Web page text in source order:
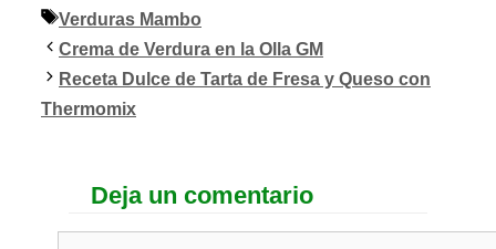
Etiquetas
Verduras Mambo
Crema de Verdura en la Olla GM
Receta Dulce de Tarta de Fresa y Queso con
Thermomix
Deja un comentario